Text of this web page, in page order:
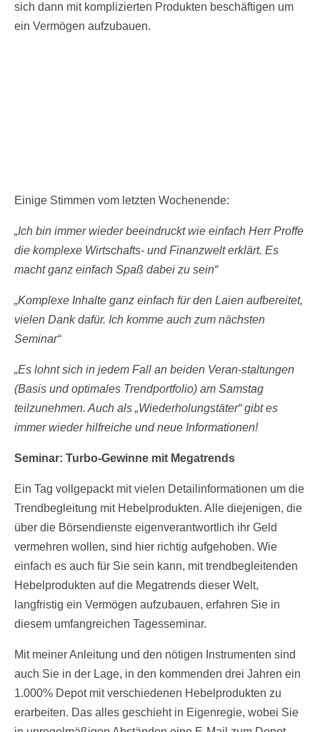
sich dann mit komplizierten Produkten beschäftigen um
ein Vermögen aufzubauen.
Einige Stimmen vom letzten Wochenende:
„Ich bin immer wieder beeindruckt wie einfach Herr Proffe
die komplexe Wirtschafts- und Finanzwelt erklärt. Es
macht ganz einfach Spaß dabei zu sein“
„Komplexe Inhalte ganz einfach für den Laien aufbereitet,
vielen Dank dafür. Ich komme auch zum nächsten
Seminar“
„Es lohnt sich in jedem Fall an beiden Veran-staltungen
(Basis und optimales Trendportfolio) am Samstag
teilzunehmen. Auch als „Wiederholungstäter“ gibt es
immer wieder hilfreiche und neue Informationen!
Seminar: Turbo-Gewinne mit Megatrends
Ein Tag vollgepackt mit vielen Detailinformationen um die
Trendbegleitung mit Hebelprodukten. Alle diejenigen, die
über die Börsendienste eigenverantwortlich ihr Geld
vermehren wollen, sind hier richtig aufgehoben. Wie
einfach es auch für Sie sein kann, mit trendbegleitenden
Hebelprodukten auf die Megatrends dieser Welt,
langfristig ein Vermögen aufzubauen, erfahren Sie in
diesem umfangreichen Tagesseminar.
Mit meiner Anleitung und den nötigen Instrumenten sind
auch Sie in der Lage, in den kommenden drei Jahren ein
1.000% Depot mit verschiedenen Hebelprodukten zu
erarbeiten. Das alles geschieht in Eigenregie, wobei Sie